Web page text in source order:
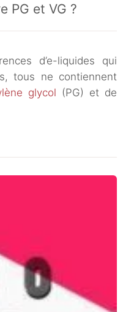
PG et VG ?
d’e-liquides qui
tous ne contiennent
glycol (PG) et de